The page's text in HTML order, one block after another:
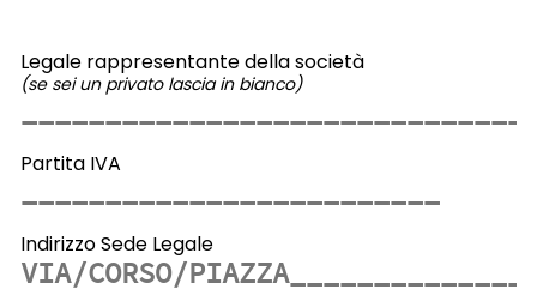
Legale rappresentante della società
(se sei un privato lascia in bianco)
Partita IVA
Indirizzo Sede Legale